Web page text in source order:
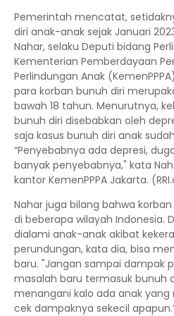
Pemerintah mencatat,
diri anak-anak sejak Januari
Nahar, selaku Deputi bidang
Kementerian Pemberdayaan
Perlindungan Anak
para korban bunuh diri
bawah 18 tahun. Menurutnya,
bunuh diri disebabkan oleh
saja kasus bunuh diri anak
“Penyebabnya ada depresi,
banyak penyebabnya," kata
kantor KemenPPPA Jakarta.
Nahar juga bilang bahwa
di beberapa wilayah Indonesia.
dialami anak-anak akibat
perundungan, kata dia, bisa
baru. "Jangan sampai dampak
masalah baru termasuk bunuh
menangani kalo ada anak
cek dampaknya sekecil